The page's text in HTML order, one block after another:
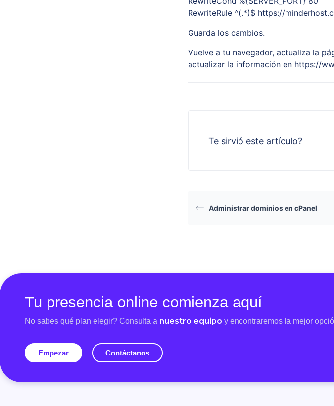
RewriteRule ^(.*)$ https://
Guarda los cambios.
Vuelve a tu navegador, actualiza la
actualizar la información en https://
Te sirvió este artículo?
Administrar dominios en cPanel
Tu presencia online comienza aquí
No sabes qué plan elegir? Consulta a nuestro equipo y encontraremos la mejor
Empezar Contáctanos